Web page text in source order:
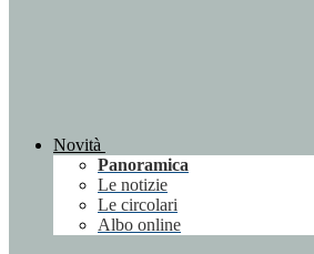
Novità
Panoramica
Le notizie
Le circolari
Albo online